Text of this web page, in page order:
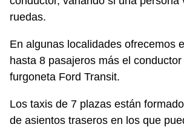
ruedas.
En algunas localidades ofrecemos
hasta 8 pasajeros más el
furgoneta Ford Transit.
Los taxis de 7 plazas están
de asientos traseros en los que